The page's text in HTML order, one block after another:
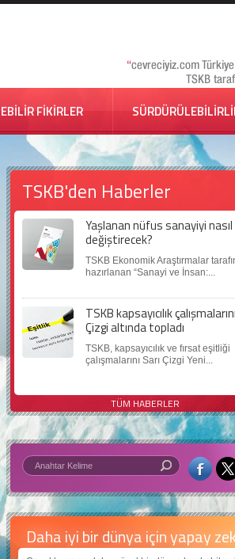
FİKİRLER
TSKB'den Haberler
Yaşlanan nüfus sanayiyi nasıl
değiştirecek?
TSKB Ekonomik Araştırmalar
hazırlanan “Sanayi ve İnsan:...
TSKB kapsayıcılık
Çizgi altında topladı
TSKB, kapsayıcılık ve fırsat eşitliği
çalışmalarını Sarı Çizgi Yeni...
TÜM HABERLER
Daha iyi bir dünya için yapay